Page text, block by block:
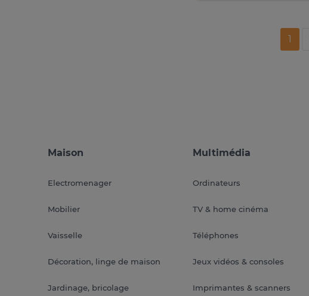
1
Maison
Electromenager
Mobilier
Vaisselle
Décoration, linge de maison
Jardinage, bricolage
Multimédia
Ordinateurs
TV & home cinéma
Téléphones
Jeux vidéos & consoles
Imprimantes & scanners